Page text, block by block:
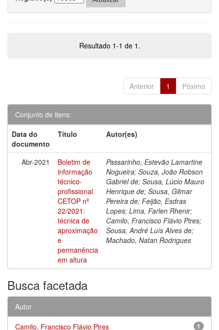
Resultado 1-1 de 1.
Anterior 1 Póximo
Conjunto de itens:
Data do
documento
Título Autor(es)
Abr-2021
Boletim de
informação
técnico-
profissional
CETOP nº
22/2021:
técnica de
aproximação
e
permanência
em altura
Passarinho, Estevão Lamartine
Nogueira; Souza, João Robson
Gabriel de; Sousa, Lúcio Mauro
Henrique de; Sousa, Gilmar
Pereira de; Feijão, Esdras
Lopes; Lima, Farlen Rhenir;
Camilo, Francisco Flávio Pires;
Sousa, André Luís Alves de;
Machado, Natan Rodrigues
Busca facetada
Autor
1
Camilo, Francisco Flávio Pires